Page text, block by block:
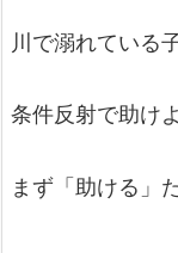
川で溺れている
条件反射で助け
まず「助ける」